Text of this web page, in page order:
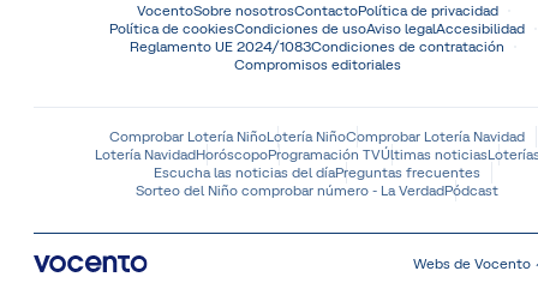
VocentoSobre nosotrosContactoPolítica de privacidad
Política de cookiesCondiciones de usoAviso legalAccesibilidad
Reglamento UE 2024/1083Condiciones de contratación
Compromisos editoriales
Comprobar Lotería NiñoLotería NiñoComprobar Lotería Navidad
Lotería NavidadHoróscopoProgramación TVÚltimas noticias
Escucha las noticias del díaPreguntas frecuentes
Sorteo del Niño comprobar número - La VerdadPódcast
Webs de Vocento